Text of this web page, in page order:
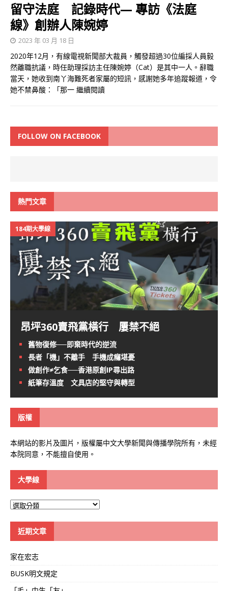
留守法庭 記錄時代— 專訪《法庭
線》創辦人陳婉婷
2023 年 03 月 18 日
2020年12月，有線電視新聞部大裁員，觸發超過30位編採人員毅
然離職抗議，時任助理採訪主任陳婉婷（Cat）是其中一人。辭職
當天，她收到南丫海難死者家屬的短訊，感謝她多年追蹤報道，令
她不禁鼻酸：「那一 繼續閱讀
FOLLOW ON FACEBOOK
熱門文章
184期大學線
昂坪360賣飛黨橫行 屢禁不絕
舊物復修──即棄時代的逆流
長者「機」不離手 手機成癮堪憂
做創作≠乞食──香港原創IP尋出路
紙筆存溫度 文具店的堅守與轉型
版權
本網站的影片及圖片，版權屬中文大學新聞與傳播學院所有，未經
本院同意，不能擅自使用。
大學線
大
近期文章
家在宏志
BUSK明文規定